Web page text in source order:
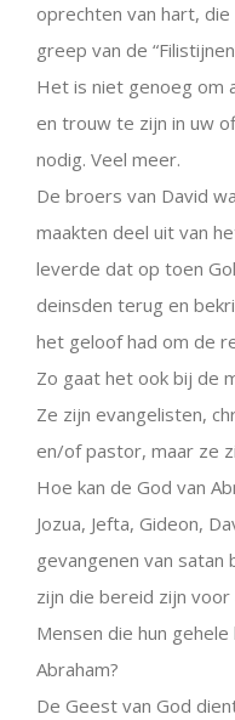
oprechten van hart,
greep van de
Het is niet genoeg om
en trouw te zijn in uw
nodig. Veel meer.
De broers van David
maakten deel uit van
leverde dat op toen
deinsden terug en
het geloof had om de
Zo gaat het ook bij de
Ze zijn evangelisten,
en/of pastor, maar ze
Hoe kan de God van
Jozua, Jefta, Gideon,
gevangenen van satan
zijn die bereid zijn voor
Mensen die hun
Abraham?
De Geest van God